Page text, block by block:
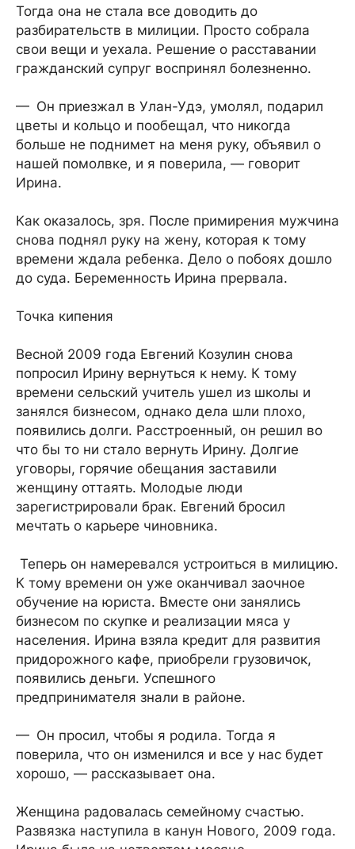
Тогда она не стала все доводить до
разбирательств в милиции. Просто собрала
свои вещи и уехала. Решение о расставании
гражданский супруг воспринял болезненно.
— Он приезжал в Улан-Удэ, умолял, подарил
цветы и кольцо и по­обещал, что никогда
больше не поднимет на меня руку, объявил о
нашей помолвке, и я поверила, — говорит
Ирина.
Как оказалось, зря. После примирения мужчина
снова поднял руку на жену, которая к тому
времени ждала ребенка. Дело о побоях дошло
до суда. Беременность Ирина прервала.
Точка кипения
Весной 2009 года Евгений Козулин снова
попросил Ирину вернуться к нему. К тому
времени сельский учитель ушел из школы и
занялся бизнесом, однако дела шли плохо,
появились долги. Расстроенный, он решил во
что бы то ни стало вернуть Ирину. Долгие
уговоры, горячие обещания заставили
женщину оттаять. Молодые люди
зарегистрировали брак. Евгений бросил
мечтать о карьере чиновника.
Теперь он намеревался устроиться в милицию.
К тому времени он уже оканчивал заочное
обучение на юриста. Вместе они занялись
бизнесом по скупке и реализации мяса у
населения. Ирина взяла кредит для развития
придорожного кафе, приобрели грузовичок,
появились деньги. Успешного
предпринимателя знали в районе.
— Он просил, чтобы я родила. Тогда я
поверила, что он изменился и все у нас будет
хорошо, — рассказывает она.
Женщина радовалась семейному счастью.
Развязка наступила в канун Нового, 2009 года.